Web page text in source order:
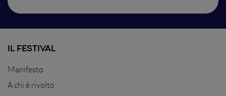
IL FESTIVAL
Manifesto
A chi è rivolto